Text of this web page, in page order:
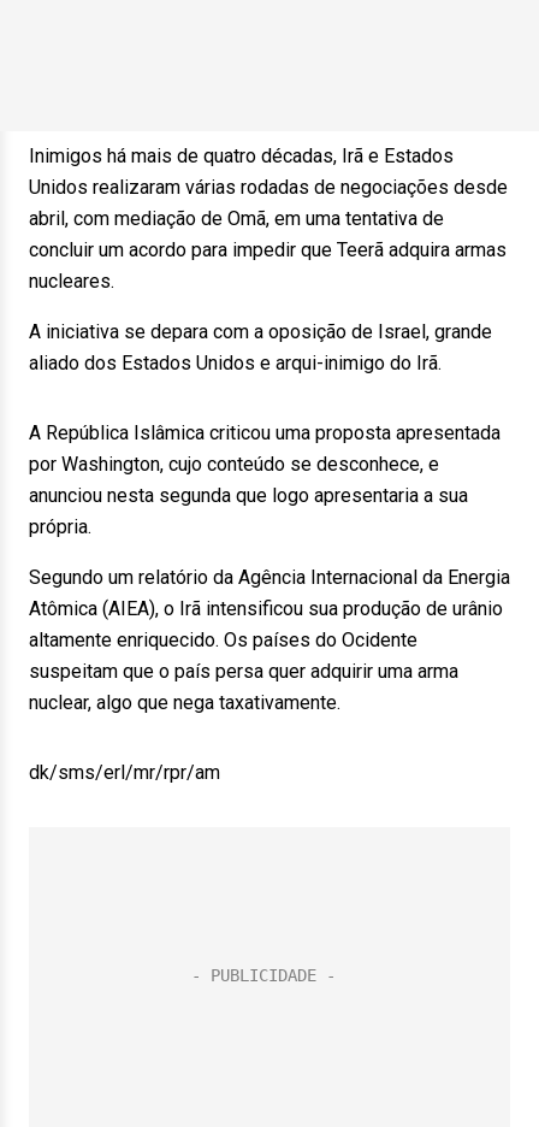
Inimigos há mais de quatro décadas, Irã e Estados
Unidos realizaram várias rodadas de negociações desde
abril, com mediação de Omã, em uma tentativa de
concluir um acordo para impedir que Teerã adquira armas
nucleares.
A iniciativa se depara com a oposição de Israel, grande
aliado dos Estados Unidos e arqui-inimigo do Irã.
A República Islâmica criticou uma proposta apresentada
por Washington, cujo conteúdo se desconhece, e
anunciou nesta segunda que logo apresentaria a sua
própria.
Segundo um relatório da Agência Internacional da Energia
Atômica (AIEA), o Irã intensificou sua produção de urânio
altamente enriquecido. Os países do Ocidente
suspeitam que o país persa quer adquirir uma arma
nuclear, algo que nega taxativamente.
dk/sms/erl/mr/rpr/am